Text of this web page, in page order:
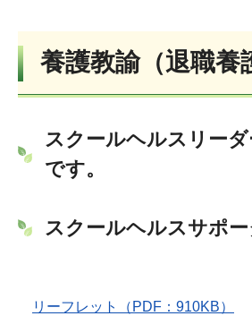
養護教諭（退職養
スクールヘルスリー
です。
スクールヘルスサポー
リーフレット（PDF：910KB）